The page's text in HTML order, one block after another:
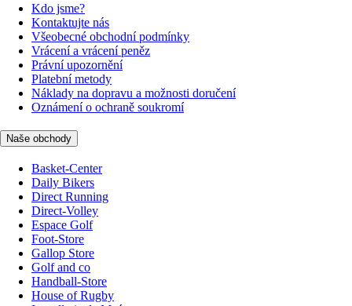
Kdo jsme?
Kontaktujte nás
Všeobecné obchodní podmínky
Vrácení a vrácení peněz
Právní upozornění
Platební metody
Náklady na dopravu a možnosti doručení
Oznámení o ochraně soukromí
Naše obchody
Basket-Center
Daily Bikers
Direct Running
Direct-Volley
Espace Golf
Foot-Store
Gallop Store
Golf and co
Handball-Store
House of Rugby